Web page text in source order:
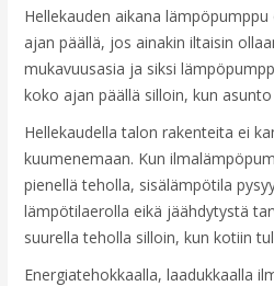
Hellekauden aikana
ajan päällä, jos ainakin iltaisin
mukavuusasia ja siksi
koko ajan päällä silloin, kun
Hellekaudella talon rakenteita ei
kuumenemaan. Kun
pienellä teholla, sisälämpötila
lämpötilaerolla eikä jäähdytystä
suurella teholla silloin, kun kotiin
Energiatehokkaalla, laadukkaalla